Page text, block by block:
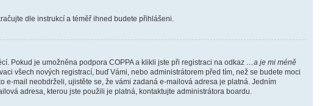
dle instrukcí a téměř ihned budete přihlášeni.
Pokud je umožněna podpora COPPA a klikli jste při registraci na odkaz …a je mi méně
všech nových registrací, buď Vámi, nebo administrátorem před tím, než se budete moci
e-mail neobdrželi, ujistěte se, že vámi zadaná e-mailová adresa je platná. Jedním
adresa, kterou jste použili je platná, kontaktujte administrátora boardu.